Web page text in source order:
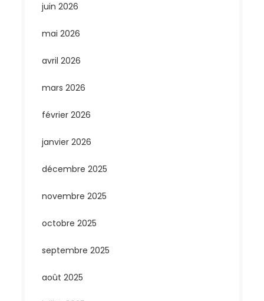
juin 2026
mai 2026
avril 2026
mars 2026
février 2026
janvier 2026
décembre 2025
novembre 2025
octobre 2025
septembre 2025
août 2025